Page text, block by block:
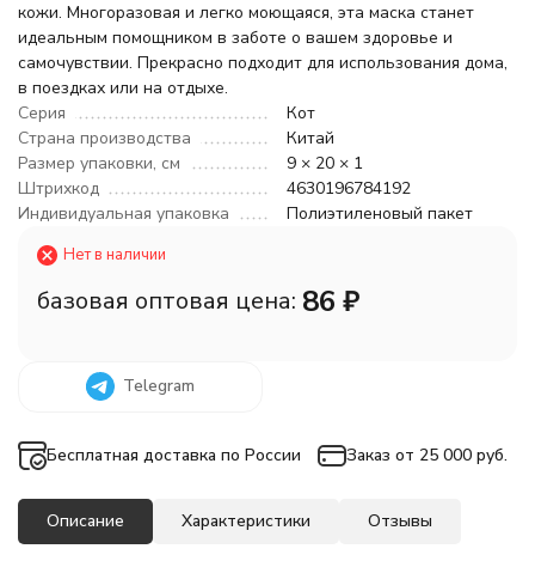
кожи. Многоразовая и легко моющаяся, эта маска станет
идеальным помощником в заботе о вашем здоровье и
самочувствии. Прекрасно подходит для использования дома,
в поездках или на отдыхе.
Серия
Кот
Страна производства
Китай
Размер упаковки, см
9 × 20 × 1
Штрихкод
4630196784192
Индивидуальная упаковка
Полиэтиленовый пакет
Нет в наличии
базовая оптовая цена: 86 ₽
Telegram
Бесплатная доставка по России Заказ от 25 000 руб.
Описание Характеристики Отзывы